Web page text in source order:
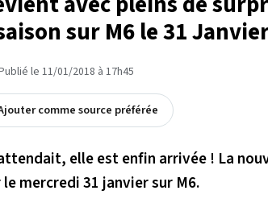
sur M6 le 31
le 11/01/2018 à 17h45
comme source préférée
elle est enfin arrivée ! La
mercredi 31 janvier sur M6.